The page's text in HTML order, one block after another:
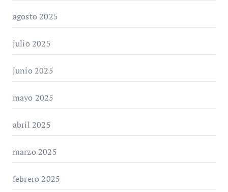
agosto 2025
julio 2025
junio 2025
mayo 2025
abril 2025
marzo 2025
febrero 2025